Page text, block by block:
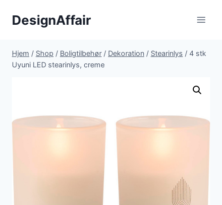
DesignAffair
Hjem / Shop / Boligtilbehør / Dekoration / Stearinlys / 4 stk
Uyuni LED stearinlys, creme